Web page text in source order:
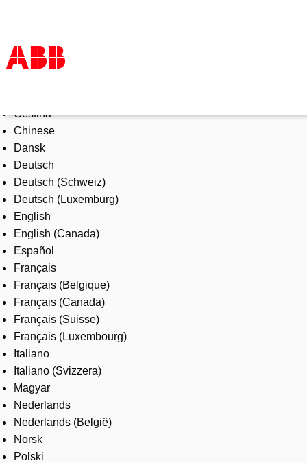
Products & Solutions
Industries
Services
About us
Where to buy
Contact us
Careers
Čeština
Chinese
Dansk
Deutsch
Deutsch (Schweiz)
Deutsch (Luxemburg)
English
English (Canada)
Español
Français
Français (Belgique)
Français (Canada)
Français (Suisse)
Français (Luxembourg)
Italiano
Italiano (Svizzera)
Magyar
Nederlands
Nederlands (België)
Norsk
Polski